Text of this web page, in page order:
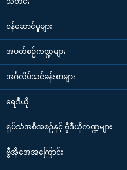
၀န်ဆောင်မှုများ
အပတ်စဉ်ကဏ္ဍများ
အင်္ဂလိပ်သင်ခန်းစာများ
ရေဒီယို
ရုပ်သံအစီအစဉ်နှင့် ဗွီဒီယိုကဏ္ဍများ
ဗွီအိုအေအကြောင်း